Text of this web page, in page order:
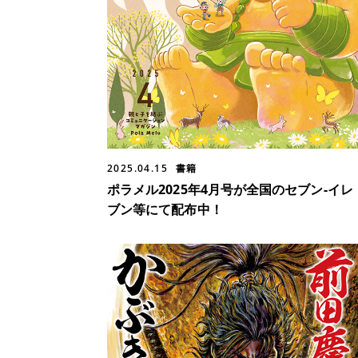
2025.04.15 書籍
ポラメル2025年4月号が全国のセブン-イレ
ブン等にて配布中！